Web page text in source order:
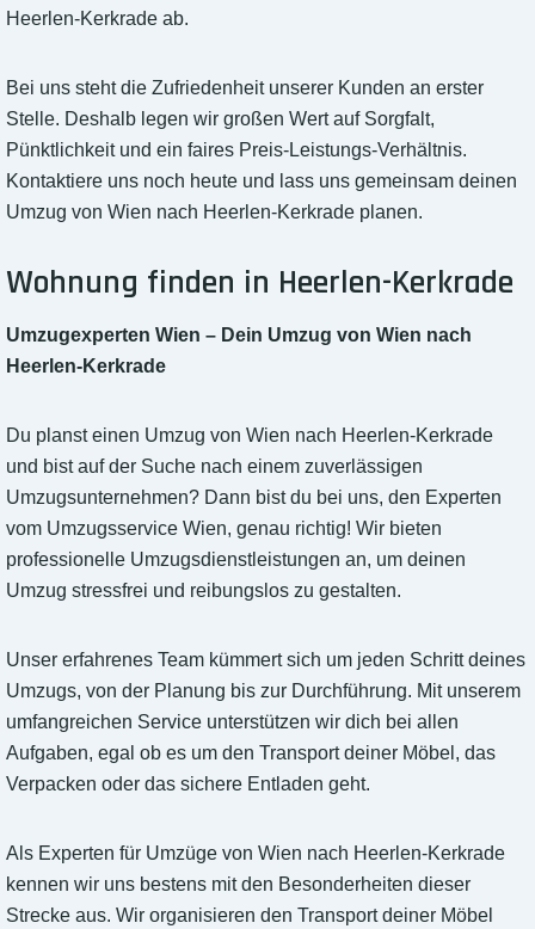
Heerlen-Kerkrade ab.
Bei uns steht die Zufriedenheit unserer Kunden an erster
Stelle. Deshalb legen wir großen Wert auf Sorgfalt,
Pünktlichkeit und ein faires Preis-Leistungs-Verhältnis.
Kontaktiere uns noch heute und lass uns gemeinsam deinen
Umzug von Wien nach Heerlen-Kerkrade planen.
Wohnung finden in Heerlen-Kerkrade
Umzugexperten Wien – Dein Umzug von Wien nach
Heerlen-Kerkrade
Du planst einen Umzug von Wien nach Heerlen-Kerkrade
und bist auf der Suche nach einem zuverlässigen
Umzugsunternehmen? Dann bist du bei uns, den Experten
vom Umzugsservice Wien, genau richtig! Wir bieten
professionelle Umzugsdienstleistungen an, um deinen
Umzug stressfrei und reibungslos zu gestalten.
Unser erfahrenes Team kümmert sich um jeden Schritt deines
Umzugs, von der Planung bis zur Durchführung. Mit unserem
umfangreichen Service unterstützen wir dich bei allen
Aufgaben, egal ob es um den Transport deiner Möbel, das
Verpacken oder das sichere Entladen geht.
Als Experten für Umzüge von Wien nach Heerlen-Kerkrade
kennen wir uns bestens mit den Besonderheiten dieser
Strecke aus. Wir organisieren den Transport deiner Möbel